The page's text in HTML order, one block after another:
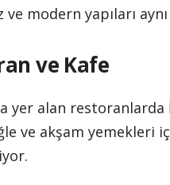
ve modern yapıları
ve Kafe
yer alan
ve akşam